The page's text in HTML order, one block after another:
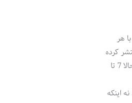
هر
کرده
بودیم، تا حالا 10 تا کتاب شده بود. آخر شب تصادفا این مطلب رو خوندم و دیدم دقیقا در راستای همون صحبتمون بود. و مثلا اینجوری تا حالا 7 تا
اینکه